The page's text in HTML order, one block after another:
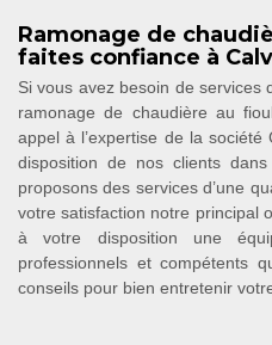
Ramonage de
faites confiance à
Si vous avez besoin de services
ramonage de chaudière au
appel à l’expertise de la
disposition de nos clients
proposons des services d’une
votre satisfaction notre principal
à votre disposition une
professionnels et compétents
conseils pour bien entretenir